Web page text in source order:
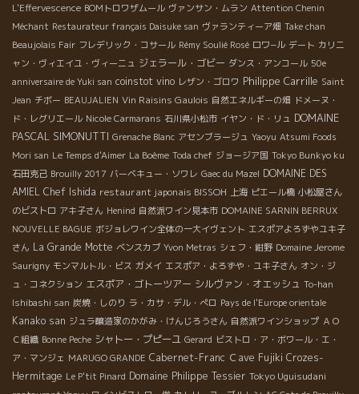
L'Effervescence BOMトロワザムール ヴァンサン・ムラン Attention Chenin
Méchant Restaurateur français Daisuke san ヴァランティーア畑 Take chan
Beaujolais Fair フレデリック・コサール Rémy Soulié Rosé ロワ−ル デート カリニ
ャン・ヴィエイユ・ヴィーニュ ジェラール・ゴビー ダンス・アンコール 50e
anniversaire de Yuki san coinstot vino レザン・ゴロワ Philippe Carrille Saint
Jean チボー BEAUJALIEN Vin Raisins Gaulois 自然エネルギーの畑 ドメーヌ・
ド・レグリエール Nicole Carmarans 石川県小松市 イヤン・ド・リュ DOMAINE
PASCAL SIMONUTTI Grenache Blanc アセンブラージュ Yaoyu Atsumi Foods
Mori san Le Temps d'Aimer La Boème Toda chef ジョージア国 Tokyo Bunkyo ku
石田克己 Brouilly 2017 バーベキュー・ソワレ Gaec du Mazel DOMAINE DES
AMIEL Chef Ishida restaurant japonais BISSOH 上海 ピエール橋 小松屋さん
のビストロ アキ子さん Henind 自然派ワイン見本市 DOMAINE SARNIN BERRUX
NOUVELLE BAGUE ボジョレワイン全体の一大イヴェント エスポアよろずやユキ子
さん La Grande Motte ベンスカブ Yvon Metras シェフ・紺野 Domaine Jerome
Saurigny モンマルトル・ビス ガメイ エスポア・よろずや・ユキ子さん オン・ジ
ュ・コネクション エスポア・ゴトーツアー シルヴァン・オエッシュ To-han
Ishibashi san 炭焼・しのり ラ・カサ・デル・ぺロ Pays de l'Europe orientale
Kanako san ジュラ醸造家のかがみ・けんじろうさん 自然派ワインショップ ＡＯ
Ｃ組織 Bonne Peche シャトー・プピーユ Gerard ビストロ・ア・ボワール・エ・
ア・マンジェ MARUGO GRANDE Cabernet-Franc Ｃave Fujiki Crozes-
Hermitage Le P'tit Pinard Domaine Philippe Tessier Tokyo Uguisudani